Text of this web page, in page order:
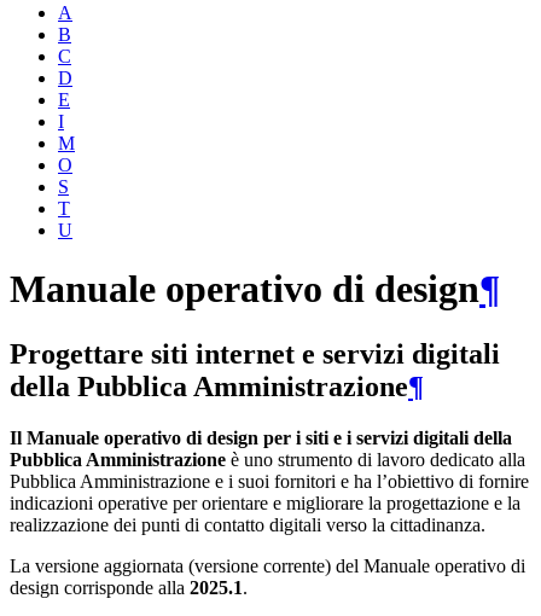
A
B
C
D
E
I
M
O
S
T
U
Manuale operativo di design¶
Progettare siti internet e servizi digitali
della Pubblica Amministrazione¶
Il Manuale operativo di design per i siti e i servizi digitali della
Pubblica Amministrazione è uno strumento di lavoro dedicato alla
Pubblica Amministrazione e i suoi fornitori e ha l’obiettivo di fornire
indicazioni operative per orientare e migliorare la progettazione e la
realizzazione dei punti di contatto digitali verso la cittadinanza.
La versione aggiornata (versione corrente) del Manuale operativo di
design corrisponde alla 2025.1.